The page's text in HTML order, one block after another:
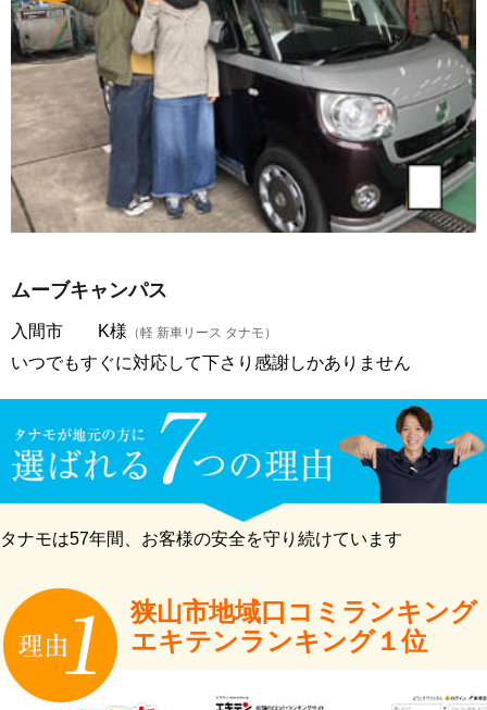
ムーブキャンパス
入間市 K様 （軽 新車リース タナモ）
いつでもすぐに対応して下さり感謝しかありません
タナモは57年間、お客様の安全を守り続けています
狭山市地域口コミランキング
エキテンランキング１位